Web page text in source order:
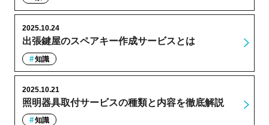
出張鍵屋のスペアキー作成サービスとは
2025.10.24
知識
照明器具取付サービスの種類と内容を徹底解説
2025.10.21
知識